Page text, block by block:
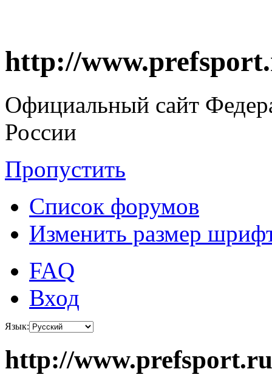
http://
Официальный сайт
России
Пропустить
Список форумов
Изменить размер
FAQ
Вход
Язык:
http://